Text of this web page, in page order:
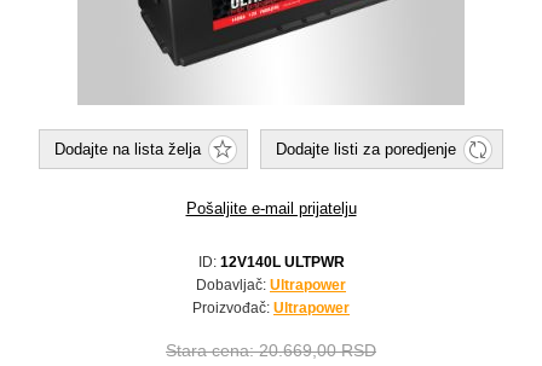
Dodajte na lista želja Dodajte listi za poredjenje
Pošaljite e-mail prijatelju
ID: 12V140L ULTPWR
Dobavljač: Ultrapower
Proizvođač: Ultrapower
Stara cena:20.669,00 RSD